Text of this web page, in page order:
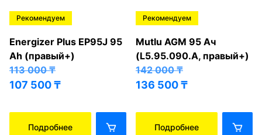
Рекомендуем
Energizer Plus EP95J 95
Ah (правый+)
113 000₸
107 500₸
Подробнее
Рекомендуем
Mutlu AGM 95 Ач
(L5.95.090.A, правый+)
142 000₸
136 500₸
Подробнее